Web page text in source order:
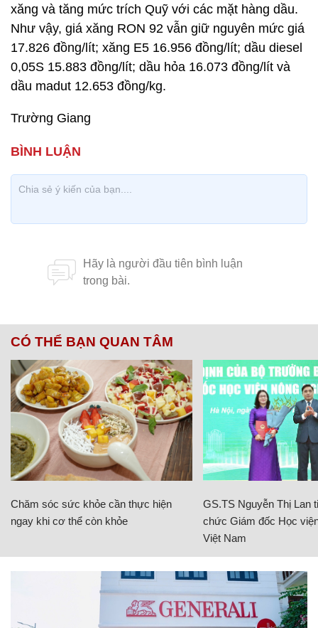
xăng và tăng mức trích Quỹ với các mặt hàng dầu.
Như vậy, giá xăng RON 92 vẫn giữ nguyên mức giá
17.826 đồng/lít; xăng E5 16.956 đồng/lít; dầu diesel
0,05S 15.883 đồng/lít; dầu hỏa 16.073 đồng/lít và
dầu madut 12.653 đồng/kg.
Trường Giang
CÓ THỂ BẠN QUAN TÂM
Chăm sóc sức khỏe cần thực hiện
ngay khi cơ thể còn khỏe
GS.TS Nguyễn Thị Lan
chức Giám đốc Học
Việt Nam